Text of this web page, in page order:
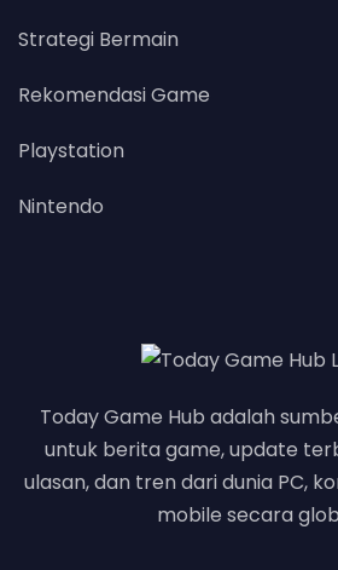
Today Game Hub adalah
untuk berita game, update
ulasan, dan tren dari dunia PC,
mobile secara
Strategi Bermain
Rekomendasi Game
Playstation
Nintendo